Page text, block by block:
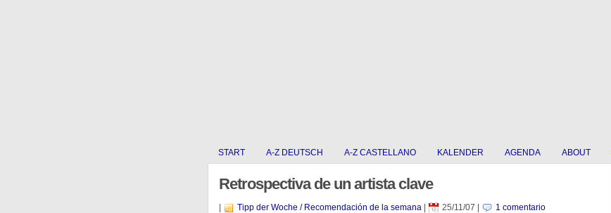
START A-Z DEUTSCH A-Z CASTELLANO KALENDER AGENDA ABOUT
Retrospectiva de un artista clave
Tipp der Woche / Recomendación de la semana| 25/11/07 1 comentario